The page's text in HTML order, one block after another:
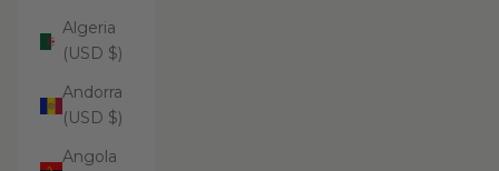
Algeria
(USD $)
Andorra
(USD $)
Angola